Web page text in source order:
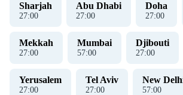
Sharjah
27:00
Abu Dhabi
27:00
Doha
27:00
Mekkah
27:00
Mumbai
57:00
Djibouti
27:00
Yerusalem
27:00
Tel Aviv
27:00
New
57:00